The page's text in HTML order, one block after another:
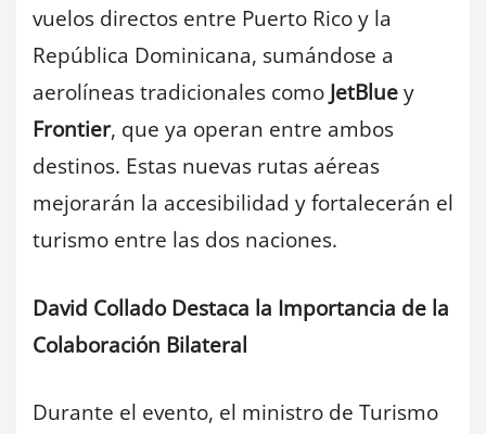
vuelos directos entre Puerto Rico y la
República Dominicana, sumándose a
aerolíneas tradicionales como JetBluey
Frontier, que ya operan entre ambos
destinos. Estas nuevas rutas aéreas
mejorarán la accesibilidad y fortalecerán el
turismo entre las dos naciones.
David Collado Destaca la Importancia de la
Colaboración Bilateral
Durante el evento, el ministro de Turismo